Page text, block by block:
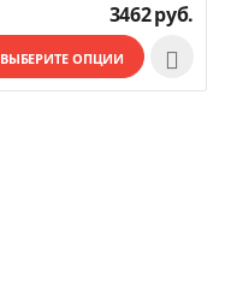
3462руб.
ВЫБЕРИТЕ ОПЦИИ 